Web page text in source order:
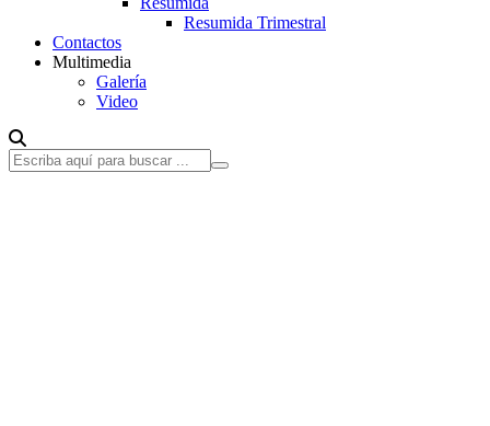
Resumida Trimestral
Contactos
Multimedia
Galería
Video